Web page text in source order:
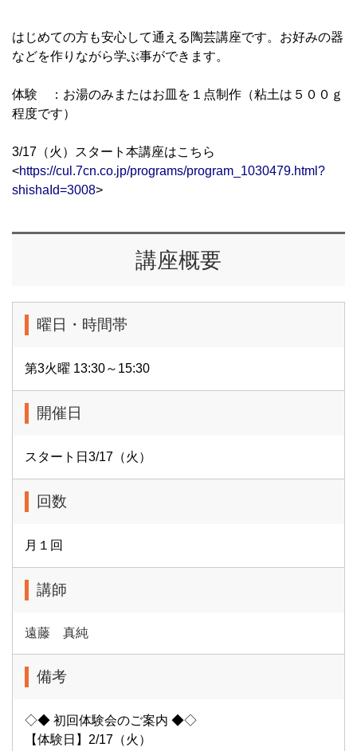
はじめての方も安心して通える陶芸講座です。お好みの器
などを作りながら学ぶ事ができます。
体験 ：お湯のみまたはお皿を１点制作（粘土は５００ｇ
程度です）
3/17（火）スタート本講座はこちら
<https://cul.7cn.co.jp/programs/program_1030479.html?
shishaId=3008>
講座概要
曜日・時間帯
第3火曜 13:30～15:30
開催日
スタート日3/17（火）
回数
月１回
講師
遠藤 真純
備考
◇◆ 初回体験会のご案内 ◆◇
【体験日】2/17（火）